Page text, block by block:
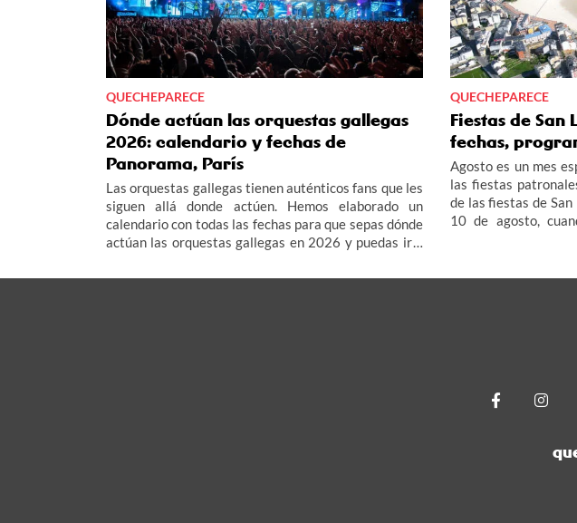
QUECHEPARECE
Dónde actúan las orquestas gallegas
2026: calendario y fechas de
Panorama, París
Las orquestas gallegas tienen auténticos fans que les
siguen allá donde actúen. Hemos elaborado un
calendario con todas las fechas para que sepas dónde
actúan las orquestas gallegas en 2026 y puedas ir a
de Noia, Combo Dominicano y Los Satélites.
QUECHEPARECE
Fiestas de San
fechas,
Agosto es un mes
las fiestas
de las fiestas de
10 de agosto,
orquestas que te